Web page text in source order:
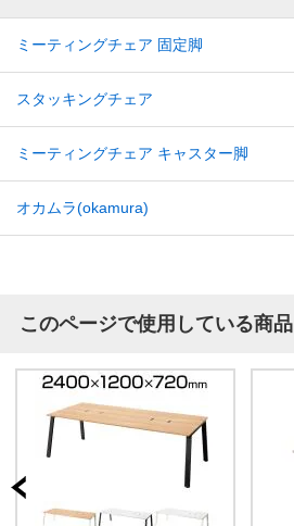
ミーティングチェア 固定脚
スタッキングチェア
ミーティングチェア キャスター脚
オカムラ(okamura)
このページで使用している商品